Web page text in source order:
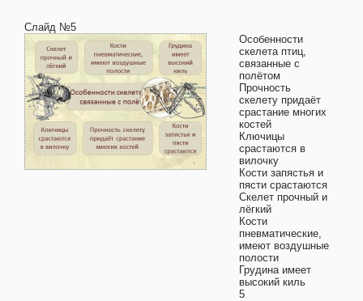
Слайд №5
Особенности
скелета птиц,
связанные с
полётом
Прочность
скелету придаёт
срастание многих
костей
Ключицы
срастаются в
вилочку
Кости запястья и
пясти срастаются
Скелет прочный и
лёгкий
Кости
пневматические,
имеют воздушные
полости
Грудина имеет
высокий киль
5